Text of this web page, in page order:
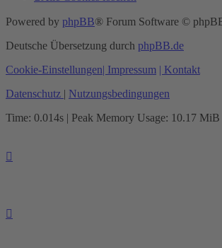
Powered by phpBB® Forum Software ©
Deutsche Übersetzung durch phpBB.de
Cookie-Einstellungen| Impressum | Kontakt
Datenschutz | Nutzungsbedingungen
Time: 0.014s | Peak Memory Usage: 10.17